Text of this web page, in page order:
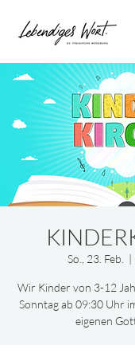
So., 23. Feb.
  |
Wir Kinder von 3-12
Sonntag ab 09:30 Uhr
eigenen